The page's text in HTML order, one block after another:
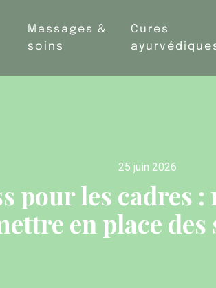
Massages &
soins
Cures
25 juin 2026
pour les cadres
en place